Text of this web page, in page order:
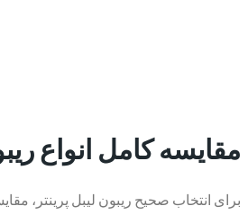
مقایسه کامل انواع
برای انتخاب صحیح ریبون لیبل پرینتر،